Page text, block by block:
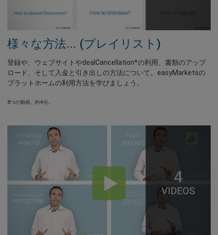
様々な方法... (プレイリスト)
登録や、ウェブサイトやdealCancellation*の利用、書類のアップ
ロード、そして入金と引き出しの方法について。easyMarketsの
プラットホームの利用方法を学びましょう。
8つの動画。約4分。